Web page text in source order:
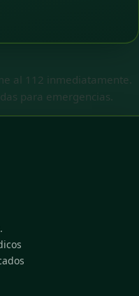
al 112 inmediatamente.
para emergencias.